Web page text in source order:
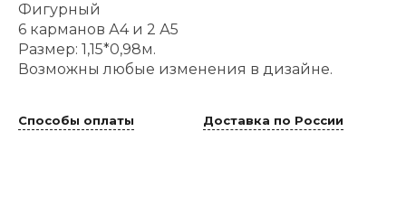
Фигурный
6 карманов А4 и 2 А5
Размер: 1,15*0,98м.
Возможны любые изменения в дизайне.
Способы оплаты Доставка по России